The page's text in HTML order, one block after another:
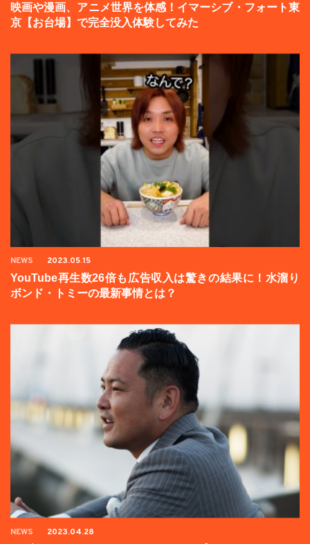
映画や漫画、アニメ世界を体感！イマーシブ・フォート東
京【お台場】で完全没入体験してみた
NEWS 2023.05.15
YouTube再生数26倍も広告収入は驚きの結果に！水溜り
ボンド・トミーの最新事情とは？
NEWS 2023.04.28